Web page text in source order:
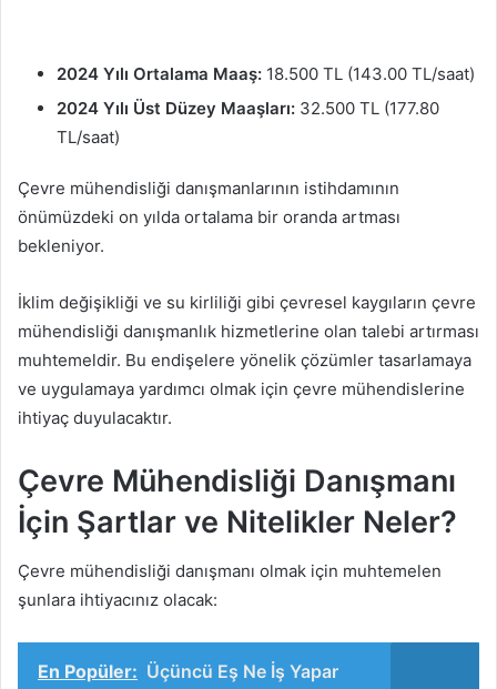
2024 Yılı Ortalama Maaş: 18.500 TL (143.00 TL/saat)
2024 Yılı Üst Düzey Maaşları: 32.500 TL (177.80
TL/saat)
Çevre mühendisliği danışmanlarının istihdamının
önümüzdeki on yılda ortalama bir oranda artması
bekleniyor.
İklim değişikliği ve su kirliliği gibi çevresel kaygıların çevre
mühendisliği danışmanlık hizmetlerine olan talebi artırması
muhtemeldir. Bu endişelere yönelik çözümler tasarlamaya
ve uygulamaya yardımcı olmak için çevre mühendislerine
ihtiyaç duyulacaktır.
Çevre Mühendisliği Danışmanı
İçin Şartlar ve Nitelikler Neler?
Çevre mühendisliği danışmanı olmak için muhtemelen
şunlara ihtiyacınız olacak:
En Popüler: Üçüncü Eş Ne İş Yapar